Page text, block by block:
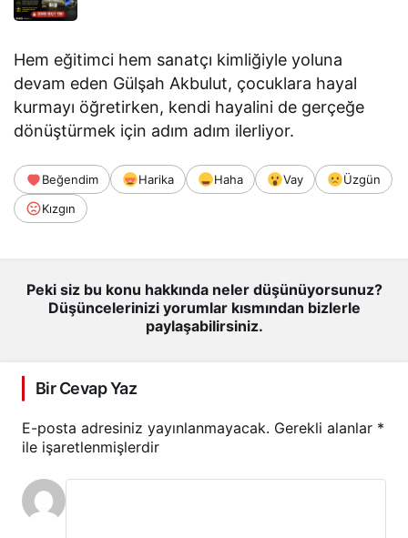
Hem eğitimci hem sanatçı kimliğiyle yoluna
devam eden Gülşah Akbulut, çocuklara hayal
kurmayı öğretirken, kendi hayalini de gerçeğe
dönüştürmek için adım adım ilerliyor.
Beğendim Harika Haha Vay
Üzgün
Kızgın
Peki siz bu konu hakkında neler düşünüyorsunuz?
Düşüncelerinizi yorumlar kısmından bizlerle
paylaşabilirsiniz.
Bir Cevap Yaz
E-posta adresiniz yayınlanmayacak. Gerekli alanlar *
ile işaretlenmişlerdir